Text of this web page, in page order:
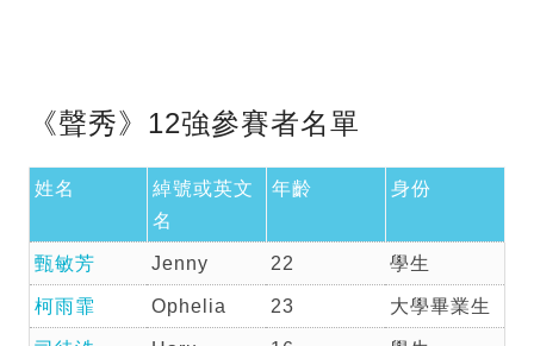
《聲秀》12強參賽者名單
姓名
綽號或英文
名
年齡 身份
甄敏芳 Jenny 22 學生
柯雨霏 Ophelia 23 大學畢業生